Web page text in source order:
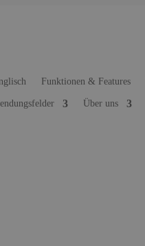
Funktionen & Features
Über uns